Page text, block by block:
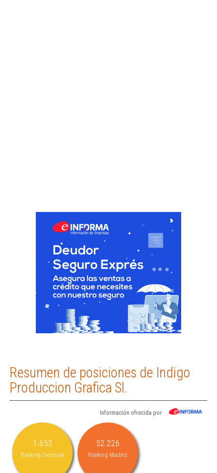
Resumen de posiciones de Indigo
Produccion Grafica Sl.
Información ofrecida por
1.653
Ranking Sectorial
52.226
Ranking Madrid